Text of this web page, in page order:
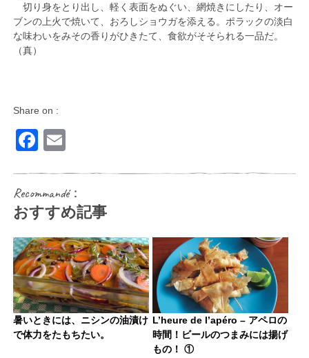
切り身をとり出し、軽く表面をぬぐい、網焼きにしたり、オー
ブンの上火で焼いて、おろしショウガを添える。ポラックの淡白
な味わいをみその香りがひきたて、食欲がそそられる一品だ。
（真）
Share on :
Facebook
Recommandé：
おすすめ記事
暑いときには、ニシンの油漬け
で体力をたもちたい。
L’heure de l’apéro – アペロの
時間！ビールのつまみには揚げ
もの！ ①